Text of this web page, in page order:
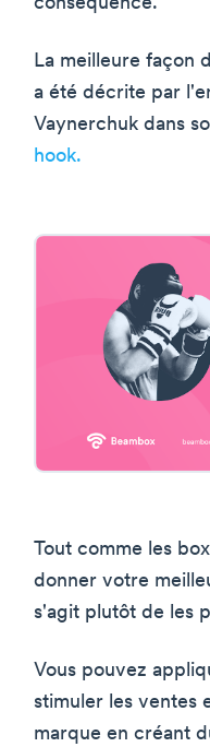
conséquence.
La meilleure façon
a été décrite par
Vaynerchuk dans
hook.
Tout comme les
donner votre
s'agit plutôt de les
Vous pouvez
stimuler les ventes
marque en créant